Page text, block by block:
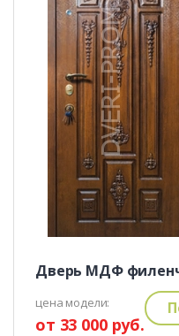
Дверь МДФ
цена модели:
от 33 000 руб.